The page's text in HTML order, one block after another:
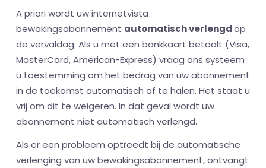
A priori wordt uw internetvista
bewakingsabonnement automatisch verlengdop
de vervaldag. Als u met een bankkaart betaalt (Visa,
MasterCard, American-Express) vraag ons systeem
u toestemming om het bedrag van uw abonnement
in de toekomst automatisch af te halen. Het staat u
vrij om dit te weigeren. In dat geval wordt uw
abonnement niet automatisch verlengd.
Als er een probleem optreedt bij de automatische
verlenging van uw bewakingsabonnement, ontvangt